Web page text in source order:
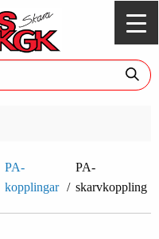
PA-
kopplingar
PA-
skarvkoppling